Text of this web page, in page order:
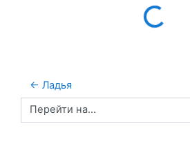
Loading...
← Ладья
Перейти на...